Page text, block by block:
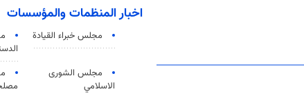
اخبار المنظمات والمؤسسات
مجلس خبراء القيادة
مجلس الشورى
الاسلامي